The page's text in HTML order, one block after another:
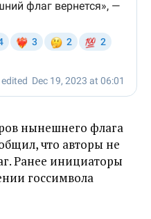
нынешнего флага
что авторы не
Ранее инициаторы
госсимвола